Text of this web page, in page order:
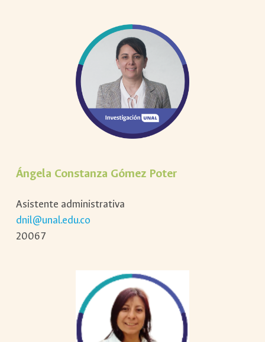
Ángela Constanza Gómez Poter
Asistente administrativa
dnil@unal.edu.co
20067